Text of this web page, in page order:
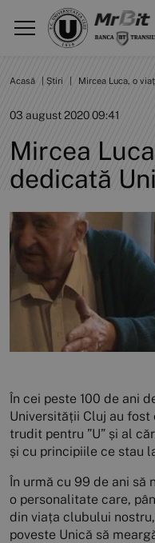
Acasă Știri Mircea Luca, o
03 august 2020 09:41
Mircea
dedicată
În cei peste 100 de ani
Universității Cluj au fost
trudit pentru ”U” și al
și cu principiile ce stau
În urmă cu 99 de ani să
o personalitate care,
din viața clubului
poveste Unică să